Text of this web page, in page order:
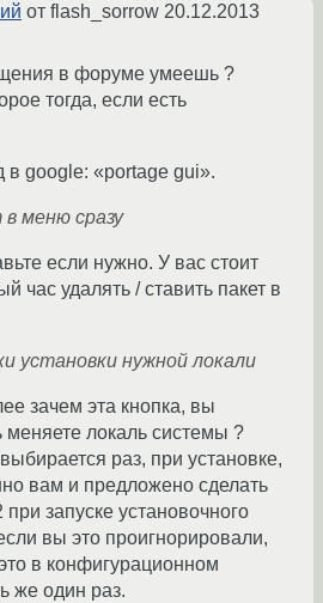
от flash_sorrow 20.12.2013
в форуме умеешь ?
тогда, если есть
в google: «portage gui».
меню сразу
если нужно. У вас стоит
час удалять / ставить пакет в
установки нужной локали
зачем эта кнопка, вы
локаль системы ?
раз, при установке,
вам и предложено сделать
запуске установочного
вы это проигнорировали,
в конфигурационном
же один раз.